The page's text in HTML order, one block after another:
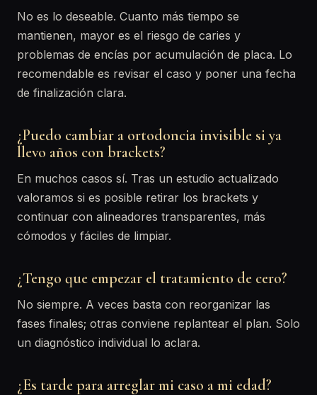
No es lo deseable. Cuanto más tiempo se
mantienen, mayor es el riesgo de caries y
problemas de encías por acumulación de placa. Lo
recomendable es revisar el caso y poner una fecha
de finalización clara.
¿Puedo cambiar a ortodoncia invisible si ya
llevo años con brackets?
En muchos casos sí. Tras un estudio actualizado
valoramos si es posible retirar los brackets y
continuar con alineadores transparentes, más
cómodos y fáciles de limpiar.
¿Tengo que empezar el tratamiento de cero?
No siempre. A veces basta con reorganizar las
fases finales; otras conviene replantear el plan. Solo
un diagnóstico individual lo aclara.
¿Es tarde para arreglar mi caso a mi edad?